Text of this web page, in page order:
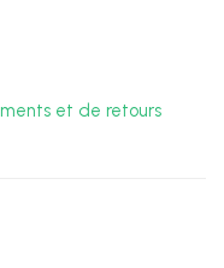
et de retours